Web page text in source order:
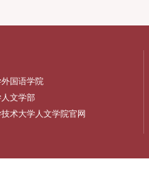
国语学院
文学部
术大学人文学院官网